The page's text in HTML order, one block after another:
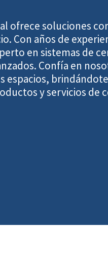
ofrece soluciones
Con años de
en sistemas de
Confía en
espacios,
y servicios de